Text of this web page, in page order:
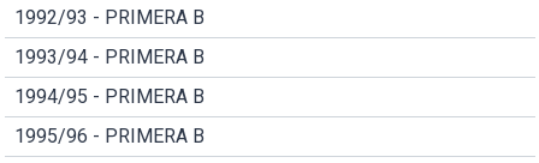
1992/93 - PRIMERA B
1993/94 - PRIMERA B
1994/95 - PRIMERA B
1995/96 - PRIMERA B